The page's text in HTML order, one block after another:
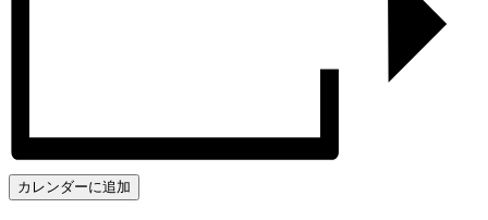
カレンダーに追加